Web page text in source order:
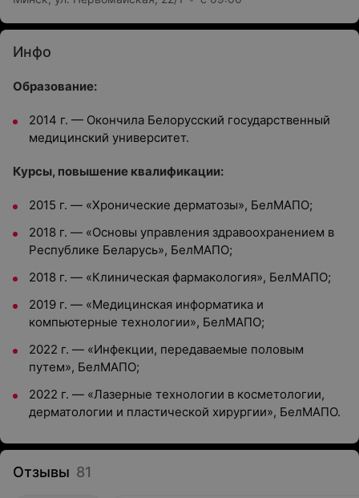
Инфо
Образование:
2014 г. — Окончила Белорусский государственный
медицинский университет.
Курсы, повышение квалификации:
2015 г. — «Хронические дерматозы», БелМАПО;
2018 г. — «Основы управления здравоохранением в
Республике Беларусь», БелМАПО;
2018 г. — «Клиническая фармакология», БелМАПО;
2019 г. — «Медицинская информатика и
компьютерные технологии», БелМАПО;
2022 г. — «Инфекции, передаваемые половым
путем», БелМАПО;
2022 г. — «Лазерные технологии в косметологии,
дерматологии и пластической хирургии», БелМАПО.
Отзывы 81